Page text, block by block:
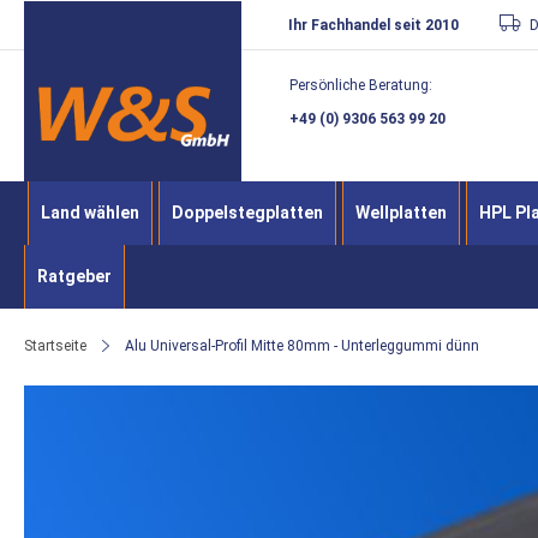
Direkt
zum
Inhalt
Ihr Fachhandel seit 2010
Persönliche Beratung:
+49 (0) 9306 563 99 20
Land wählen Doppelstegplatten Wellplatten HPL
Ratgeber
Startseite Alu Universal-Profil Mitte 80mm - Unterleggummi dünn